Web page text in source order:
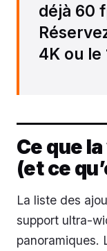
déjà 60
4K ou le
Ce que
(et ce
La liste des
support ultra-
panoramiques.